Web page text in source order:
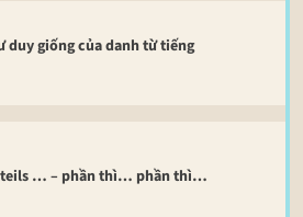
duy giống của danh từ tiếng
… – phần thì… phần thì…